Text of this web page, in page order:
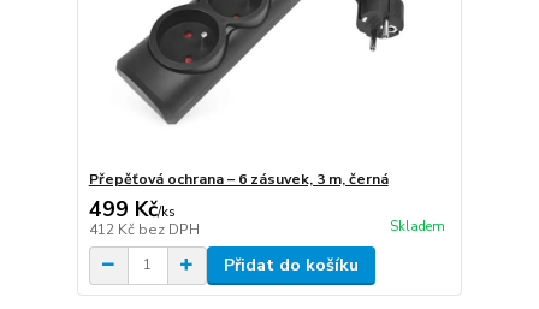
Přepěťová ochrana – 6 zásuvek, 3 m, černá
499 Kč/ks
412 Kč bez DPH Skladem
Přidat do košíku